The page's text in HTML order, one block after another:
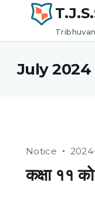
July 2024
Notice
कक्षा ११